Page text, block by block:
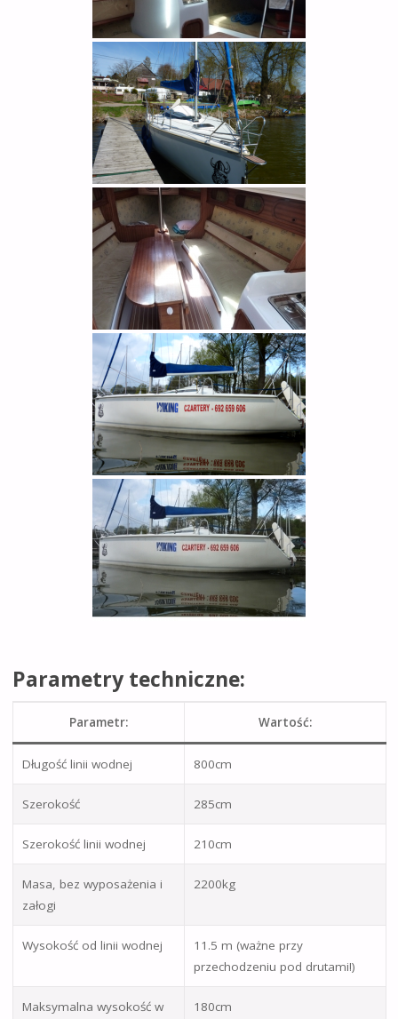
Parametry techniczne:
Parametr: Wartość:
Długość linii wodnej 800cm
Szerokość 285cm
Szerokość linii wodnej 210cm
Masa, bez wyposażenia i
załogi
2200kg
Wysokość od linii wodnej
11.5 m (ważne przy
przechodzeniu pod drutami!)
Maksymalna wysokość w
180cm